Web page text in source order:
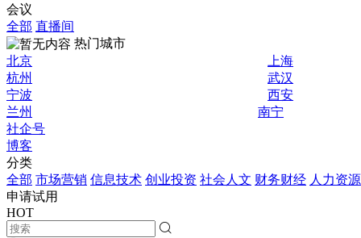
会议
全部 直播间
热门城市
北京
上海
杭州
武汉
宁波
西安
兰州
南宁
社企号
博客
分类
全部 市场营销 信息技术 创业投资 社会人文 财务财经 人力资源
申请试用
HOT